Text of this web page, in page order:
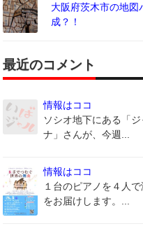
大阪府茨木市の地図
成？！
最近のコメント
情報はココ
ソシオ地下にある「
ナ」さんが、今週...
情報はココ
１台のピアノを４人
をお届けします。...